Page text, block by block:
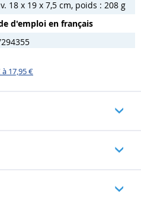
18 x 19 x 7,5 cm, poids : 208 g
d'emploi en français
17,95 €